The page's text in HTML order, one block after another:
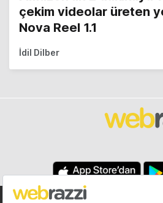
çekim videolar üreten
Nova Reel 1.1
İdil Dilber